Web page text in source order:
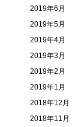
2019年6月
2019年5月
2019年4月
2019年3月
2019年2月
2019年1月
2018年12月
2018年11月